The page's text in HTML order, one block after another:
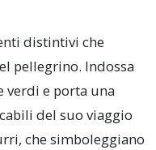
distintivi che
pellegrino. Indossa
verdi e porta una
del suo viaggio
che simboleggiano